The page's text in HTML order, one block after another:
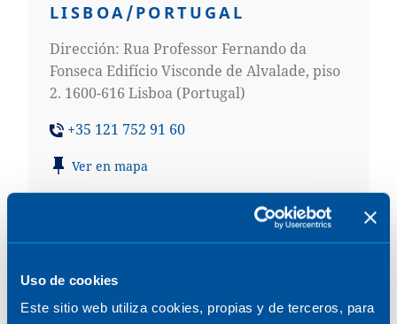
Uso de cookies
Este sitio web utiliza cookies, propias y de terceros, para
LISBOA/PORTUGAL
Dirección: Rua Professor Fernando da
Fonseca Edifício Visconde de Alvalade, piso
2. 1600-616 Lisboa (Portugal)
+35 121 752 91 60
Ver en mapa
Reino Unido